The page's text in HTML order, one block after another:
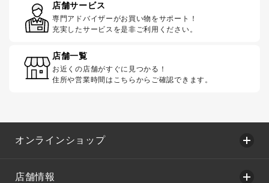
店舗サービス
専門アドバイザーがお買い物をサポート！
充実したサービスを是非ご利用ください。
店舗一覧
お近くの店舗がすぐに見つかる！
住所や営業時間はこちらからご確認できます。
オンラインショップ
店舗情報